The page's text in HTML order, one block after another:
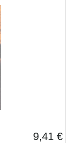
9,41 €